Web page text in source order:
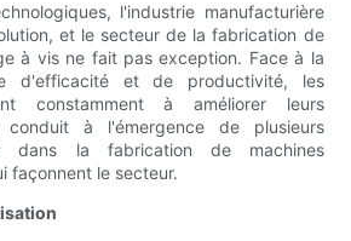
l'industrie manufacturière
et le secteur de la fabrication de
à vis ne fait pas exception. Face à la
d'efficacité et de productivité, les
constamment à améliorer leurs
à l'émergence de plusieurs
dans la fabrication de machines
façonnent le secteur.